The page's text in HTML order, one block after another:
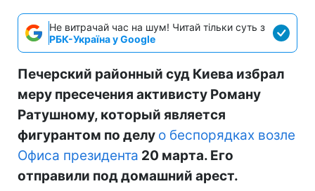
Не витрачай час на шум! Читай тільки суть з
РБК-Україна у Google
Печерский районный суд Киева избрал
меру пресечения активисту Роману
Ратушному, который является
фигурантом по делу о беспорядках возле
Офиса президента 20 марта. Его
отправили под домашний арест.